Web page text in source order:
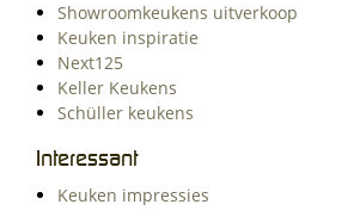
Showroomkeukens uitverkoop
Keuken inspiratie
Next125
Keller Keukens
Schüller keukens
Interessant
Keuken impressies